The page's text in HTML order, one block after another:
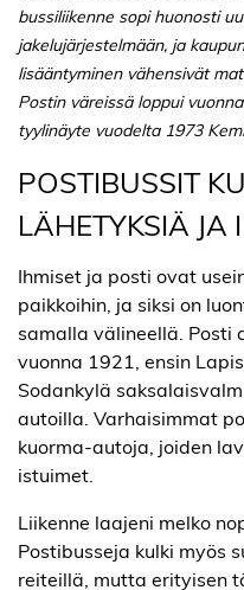
bussiliikenne sopi huonosti
jakelujärjestelmään, ja
lisääntyminen vähensivät
Postin väreissä loppui
tyylinäyte vuodelta 1973
POSTIBUSSIT
LÄHETYKSIÄ JA
Ihmiset ja posti ovat
paikkoihin, ja siksi on
samalla välineellä.
vuonna 1921, ensin
Sodankylä
autoilla. Varhaisimmat
kuorma-autoja, joiden
istuimet.
Liikenne laajeni melko
Postibusseja kulki myös
reiteillä, mutta erityisen